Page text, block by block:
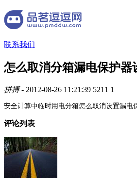
联系我们
怎么取消分箱漏电保护器
拼搏- 2012-08-26 11:21:39 5211 1
安全计算中临时用电分箱怎么取消设置漏电
评论列表